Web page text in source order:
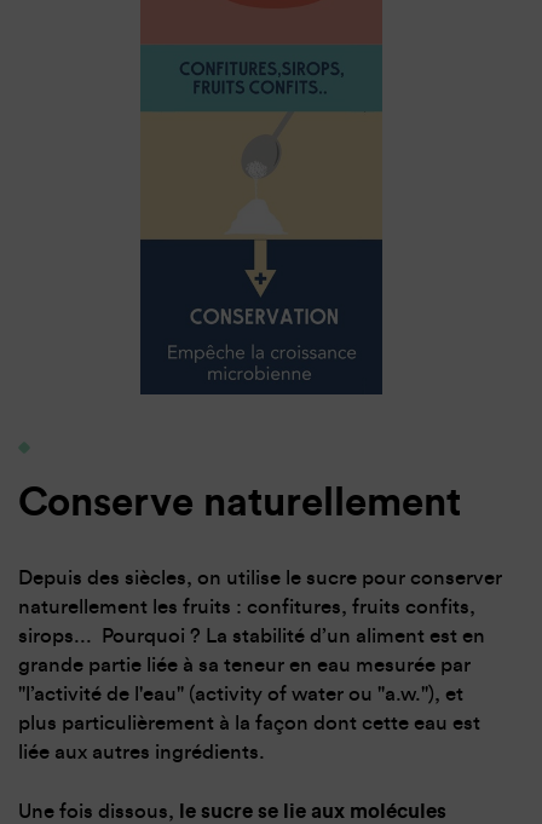
Conserve naturellement
Depuis des siècles, on utilise le sucre pour conserver
naturellement les fruits : confitures, fruits confits,
sirops... Pourquoi ? La stabilité d’un aliment est en
grande partie liée à sa teneur en eau mesurée par
"l’activité de l'eau" (activity of water ou "a.w."), et
plus particulièrement à la façon dont cette eau est
liée aux autres ingrédients.
Une fois dissous,
le sucre se lie aux molécules